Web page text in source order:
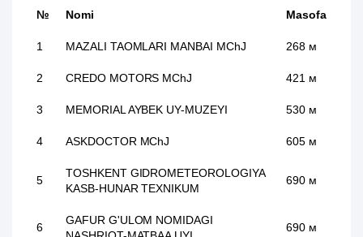
№ Nomi Masofa
1 MAZALI TAOMLARI MANBAI MChJ 268 м
2 CREDO MOTORS MChJ 421 м
3 MEMORIAL AYBEK UY-MUZEYI 530 м
4 ASKDOCTOR MChJ 605 м
5
TOSHKENT GIDROMETEOROLOGIYA
KASB-HUNAR TEXNIKUM
690 м
6
GAFUR G'ULOM NOMIDAGI
690 м